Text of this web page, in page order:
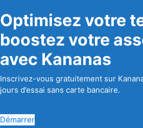
Optimisez votre
boostez votre
avec Kananas
Inscrivez-vous gratuitement sur
jours d’essai sans carte bancaire.
Démarrer